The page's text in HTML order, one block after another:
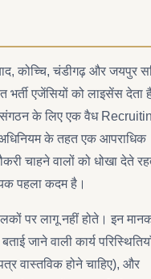
कोच्चि, चंडीगढ़ और जयपुर
एजेंसियों को लाइसेंस देता
संगठन के लिए एक वैध
अधिनियम के तहत एक आपराधिक
चाहने वालों को धोखा देते
पहला कदम है।
पर लागू नहीं होते। इन
जाने वाली कार्य
वास्तविक होने चाहिए), और